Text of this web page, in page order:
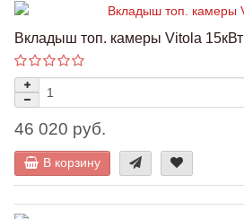
Вкладыш топ. камеры Vitola 15кВт
46 020 руб.
В корзину